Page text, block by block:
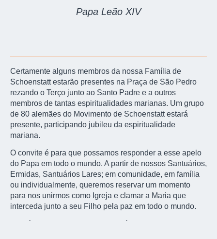
Papa Leão XIV
Certamente alguns membros da nossa Família de
Schoenstatt estarão presentes na Praça de São Pedro
rezando o Terço junto ao Santo Padre e a outros
membros de tantas espiritualidades marianas. Um grupo
de 80 alemães do Movimento de Schoenstatt estará
presente, participando jubileu da espiritualidade
mariana.
O convite é para que possamos responder a esse apelo
do Papa em todo o mundo. A partir de nossos Santuários,
Ermidas, Santuários Lares; em comunidade, em família
ou individualmente, queremos reservar um momento
para nos unirmos como Igreja e clamar a Maria que
interceda junto a seu Filho pela paz em todo o mundo.